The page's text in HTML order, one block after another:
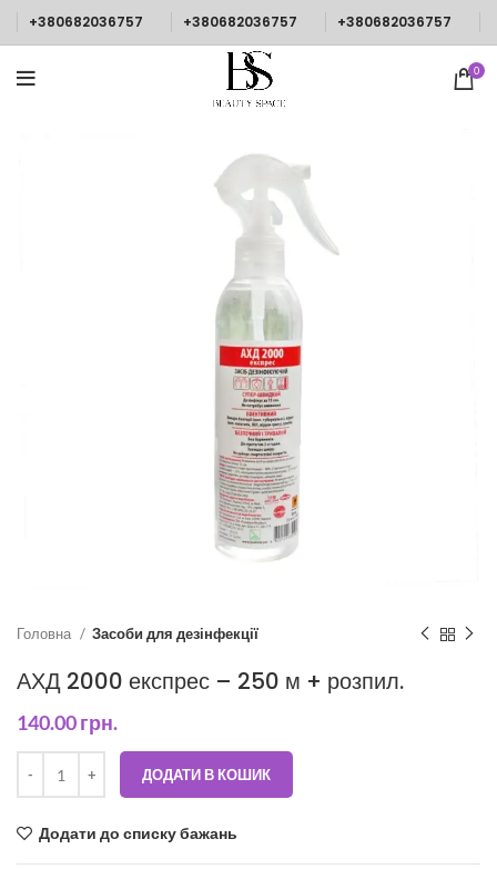
+380682036757 +380682036757 +380682036757
0
Головна Засоби для дезінфекції
АХД 2000 експрес – 250 м + розпил.
140.00грн.
ДОДАТИ В КОШИК
Додати до списку бажань